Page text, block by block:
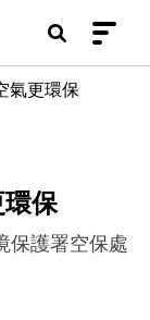
氣更環保
保
保護署空保處